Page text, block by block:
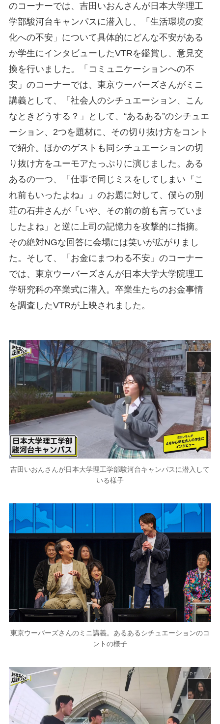
のコーナーでは、吉田いおんさんが日本大学理工
学部駿河台キャンパスに潜入し、「生活環境の変
化への不安」について具体的にどんな不安がある
か学生にインタビューしたVTRを鑑賞し、意見交
換を行いました。「コミュニケーションへの不
安」のコーナーでは、東京ウーバーズさんがミニ
講義として、「社会人のシチュエーション、こん
なときどうする？」として、“あるある”のシチュエ
ーション、2つを題材に、その切り抜け方をコント
で紹介。ほかのゲストも同シチュエーションの切
り抜け方をユーモアたっぷりに演じました。ある
あるの一つ、「仕事で同じミスをしてしまい『こ
れ前もいったよね』」のお題に対して、僕らの別
荘の石井さんが「いや、その前の前も言っていま
したよね」と逆に上司の記憶力を攻撃的に指摘。
その絶対NGな回答に会場には笑いが広がりまし
た。そして、「お金にまつわる不安」のコーナー
では、東京ウーバーズさんが日本大学大学院理工
学研究科の卒業式に潜入。卒業生たちのお金事情
を調査したVTRが上映されました。
吉田いおんさんが日本大学理工学部駿河台キャンパスに潜入して
いる様子
東京ウーバーズさんのミニ講義。あるあるシチュエーションのコ
ントの様子